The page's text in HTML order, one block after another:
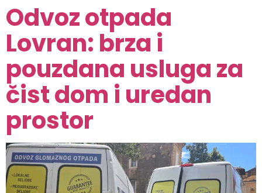
Odvoz otpada
Lovran: brza i
pouzdana usluga za
čist dom i uredan
prostor